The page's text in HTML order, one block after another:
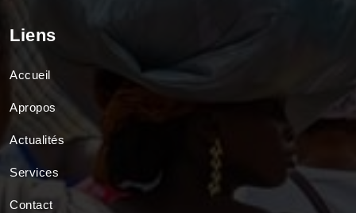
Liens
Accueil
Apropos
Actualités
Services
Contact